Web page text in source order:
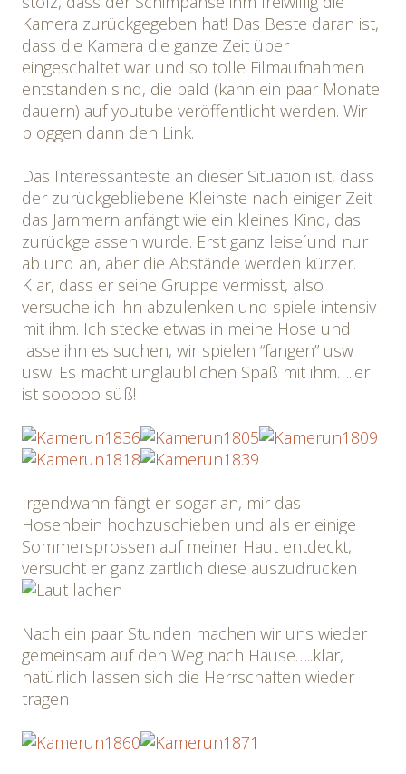
Kamera zurückgegeben hat! Das Beste daran ist,
dass die Kamera die ganze Zeit über
eingeschaltet war und so tolle Filmaufnahmen
entstanden sind, die bald (kann ein paar Monate
dauern) auf youtube veröffentlicht werden. Wir
bloggen dann den Link.
Das Interessanteste an dieser Situation ist, dass
der zurückgebliebene Kleinste nach einiger Zeit
das Jammern anfängt wie ein kleines Kind, das
zurückgelassen wurde. Erst ganz leise´und nur
ab und an, aber die Abstände werden kürzer.
Klar, dass er seine Gruppe vermisst, also
versuche ich ihn abzulenken und spiele intensiv
mit ihm. Ich stecke etwas in meine Hose und
lasse ihn es suchen, wir spielen “fangen” usw
usw. Es macht unglaublichen Spaß mit ihm…..er
ist sooooo süß!
Irgendwann fängt er sogar an, mir das
Hosenbein hochzuschieben und als er einige
Sommersprossen auf meiner Haut entdeckt,
versucht er ganz zärtlich diese auszudrücken
Nach ein paar Stunden machen wir uns wieder
gemeinsam auf den Weg nach Hause…..klar,
natürlich lassen sich die Herrschaften wieder
tragen